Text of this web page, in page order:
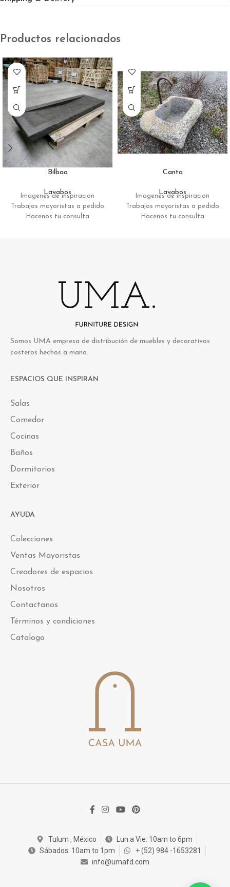
Productos relacionados
Bilbao
Lavabos
Imagenes de inspiracion
Trabajos mayoristas a pedido
Hacenos tu consulta
Canto
Lavabos
Imagenes de inspiracion
Trabajos mayoristas a pedido
Hacenos tu consulta
Somos UMA empresa de distribución de muebles y decorativos
costeros hechos a mano.
ESPACIOS QUE INSPIRAN
Salas
Comedor
Cocinas
Baños
Dormitorios
Exterior
AYUDA
Colecciones
Ventas Mayoristas
Creadores de espacios
Nosotros
Contactanos
Términos y condiciones
Catalogo
Tulum , México
Lun a Vie: 10am to 6pm
Sábados: 10am to 1pm
+ (52) 984 -1653281
info@umafd.com